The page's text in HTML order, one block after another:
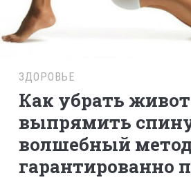
ЗДОРОВЬЕ
Как убрать
выпрямить
волшебный метод
гарантированно